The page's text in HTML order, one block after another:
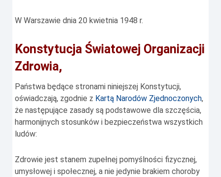
W Warszawie dnia 20 kwietnia 1948 r.
Konstytucja Światowej Organizacji
Zdrowia,
Państwa będące stronami niniejszej Konstytucji,
oświadczają, zgodnie z Kartą Narodów Zjednoczonych,
że następujące zasady są podstawowe dla szczęścia,
harmonijnych stosunków i bezpieczeństwa wszystkich
ludów:
Zdrowie jest stanem zupełnej pomyślności fizycznej,
umysłowej i społecznej, a nie jedynie brakiem choroby